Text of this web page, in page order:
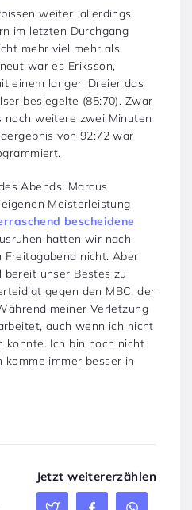
weiter, allerdings
im letzten Durchgang
mehr viel mehr als
war es Eriksson,
einem langen Dreier das
besiegelte (85:70). Zwar
noch weitere zwei Minuten
von 92:72 war
Abends, Marcus
Meisterleistung
bescheidene
hatten wir nach
Freitagabend nicht. Aber
unser Bestes zu
gegen den MBC, der
meiner Verletzung
auch wenn ich nicht
konnte. Ich bin noch nicht
immer besser in
Jetzt weitererzählen